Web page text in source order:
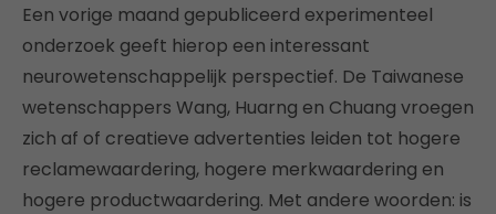
Een vorige maand gepubliceerd experimenteel
onderzoek geeft hierop een interessant
neurowetenschappelijk perspectief. De Taiwanese
wetenschappers Wang, Huarng en Chuang vroegen
zich af of creatieve advertenties leiden tot hogere
reclamewaardering, hogere merkwaardering en
hogere productwaardering. Met andere woorden: is